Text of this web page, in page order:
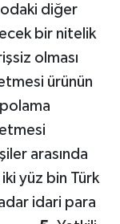
diğer
bir nitelik
olması
ürünün
arasında
yüz bin Türk
idari para